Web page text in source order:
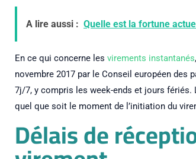
A lire aussi : Quelle est la fortune
En ce qui concerne les virements instantanés
novembre 2017 par le Conseil européen des
7j/7, y compris les week-ends et jours fériés.
quel que soit le moment de l’initiation du
Délais de